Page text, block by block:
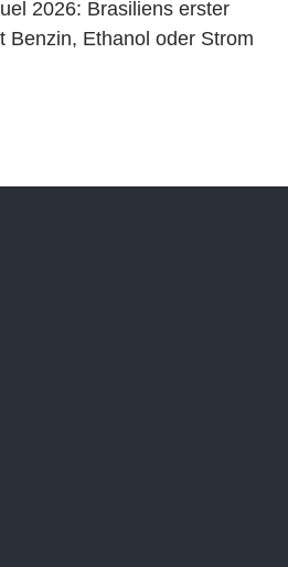
2026: Brasiliens erster
Benzin, Ethanol oder Strom